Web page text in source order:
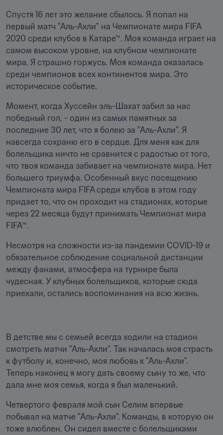
Спустя 16 лет это желание сбылось. Я попал на
первый матч "Аль-Ахли" на Чемпионате мира FIFA
2020 среди клубов в Катаре™. Моя команда играет на
самом высоком уровне, на клубном чемпионате
мира. Я страшно горжусь. Моя команда оказалась
среди чемпионов всех континентов мира. Это
историческое событие.
Момент, когда Хуссейн эль-Шахат забил за нас
победный гол, - один из самых памятных за
последние 30 лет, что я болею за "Аль-Ахли". Я
навсегда сохраню его в сердце. Для меня как для
болельщика ничто не сравнится с радостью от того,
что твоя команда забивает на чемпионате мира. Нет
большего триумфа. Особенный вкус посещению
Чемпионата мира FIFA среди клубов в этом году
придает то, что он проходит на стадионах, которые
через 22 месяца будут принимать Чемпионат мира
FIFA™.
Несмотря на сложности из-за пандемии COVID-19 и
обязательное соблюдение социальной дистанции
между фанами, атмосфера на турнире была
чудесная. У клубных болельщиков, которые сюда
приехали, остались воспоминания на всю жизнь.
В детстве мы с семьей всегда ходили на стадион
смотреть матчи "Аль-Ахли". Так началась моя страсть
к футболу и, конечно, моя любовь к "Аль-Ахли".
Теперь наконец я могу дать своему сыну то же, что
дала мне моя семья, когда я был маленький.
Четвертого февраля мой сын Селим впервые
побывал на матче "Аль-Ахли". Команды, в которую он
тоже влюблен. Он сидел вместе с болельщиками